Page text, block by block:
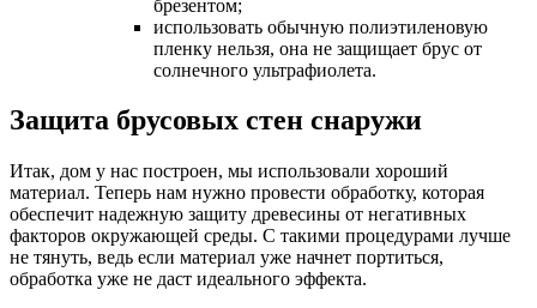
брезентом;
использовать обычную полиэтиленовую
пленку нельзя, она не защищает брус от
солнечного ультрафиолета.
Защита брусовых стен снаружи
Итак, дом у нас построен, мы использовали хороший
материал. Теперь нам нужно провести обработку, которая
обеспечит надежную защиту древесины от негативных
факторов окружающей среды. С такими процедурами лучше
не тянуть, ведь если материал уже начнет портиться,
обработка уже не даст идеального эффекта.